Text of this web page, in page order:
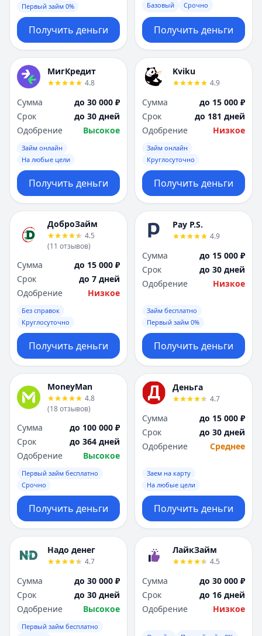
Первый займ 0%
Получить деньги
Базовый Срочно
Получить деньги
МигКредит
4.8
Сумма
до 30 000 ₽
Срок
до 30 дней
Одобрение
Высокое
Займ онлайн
На любые цели
Получить деньги
Kviku
4.9
Сумма
до 15 000 ₽
Срок
до 181 дней
Одобрение
Низкое
Займ онлайн
Круглосуточно
Получить деньги
ДоброЗайм
4.5
(11 отзывов)
Сумма
до 15 000 ₽
Срок
до 7 дней
Одобрение
Низкое
Без справок
Круглосуточно
Получить деньги
Pay P.S.
4.9
Сумма
до 15 000 ₽
Срок
до 30 дней
Одобрение
Низкое
Займ бесплатно
Первый займ 0%
Получить деньги
MoneyMan
4.8
(18отзывов)
Сумма
до 100 000 ₽
Срок
до 364 дней
Одобрение
Высокое
Первый займ бесплатно
Срочно
Получить деньги
Деньга
4.7
Сумма
до 15 000 ₽
Срок
до 30 дней
Одобрение
Среднее
Заем на карту
На любые цели
Получить деньги
Надо денег
4.7
Сумма
до 30 000 ₽
Срок
до 30 дней
Одобрение
Высокое
Первый займ бесплатно
ЛайкЗайм
4.5
Сумма
до 30 000 ₽
Срок
до 16 дней
Одобрение
Низкое